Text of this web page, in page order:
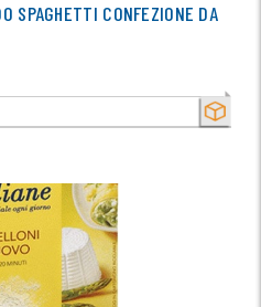
SECCO
SPAGHETTI CONFEZIONE DA